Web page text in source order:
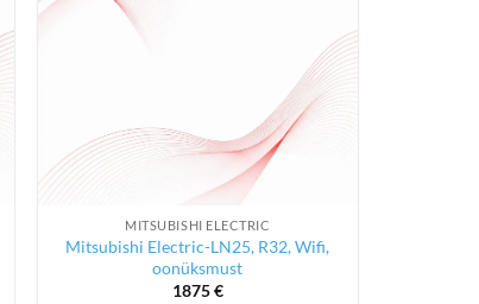
MITSUBISHI ELECTRIC
Mitsubishi Electric-LN25, R32, Wifi,
oonüksmust
1875€